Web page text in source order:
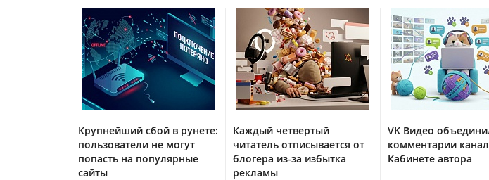
Крупнейший сбой в рунете:
пользователи не могут
попасть на популярные
сайты
Каждый четвертый
читатель отписывается от
блогера из-за избытка
рекламы
VK Видео
комментарии
Кабинете автора